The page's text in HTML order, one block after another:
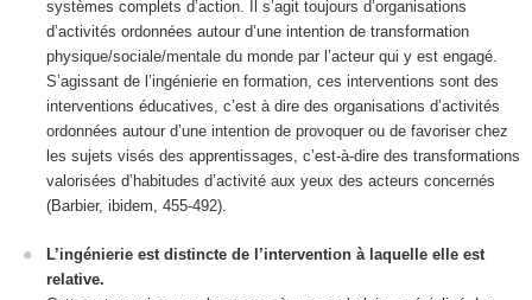
systèmes complets d’action. Il s’agit toujours d’organisations
d’activités ordonnées autour d’une intention de transformation
physique/sociale/mentale du monde par l’acteur qui y est engagé.
S’agissant de l’ingénierie en formation, ces interventions sont des
interventions éducatives, c’est à dire des organisations d’activités
ordonnées autour d’une intention de provoquer ou de favoriser chez
les sujets visés des apprentissages, c’est-à-dire des transformations
valorisées d’habitudes d’activité aux yeux des acteurs concernés
(Barbier, ibidem, 455-492).
L’ingénierie est distincte de l’intervention à laquelle elle est
relative.